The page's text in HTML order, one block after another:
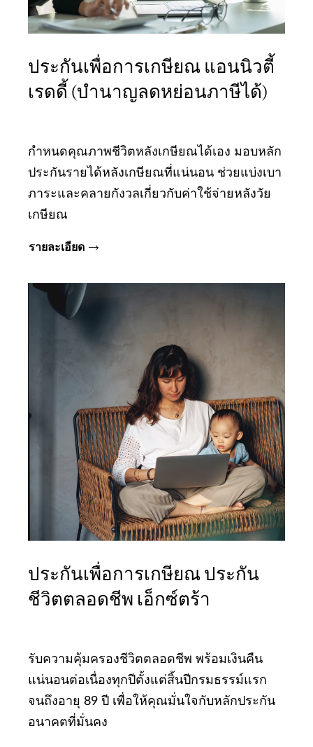
ประกันเพื่อการเกษียณ แอนนิวตี้
เรดดี้ (บำนาญลดหย่อนภาษีได้)
กำหนดคุณภาพชีวิตหลังเกษียณได้เอง มอบหลัก
ประกันรายได้หลังเกษียณที่แน่นอน ช่วยแบ่งเบา
ภาระและคลายกังวลเกี่ยวกับค่าใช้จ่ายหลังวัย
เกษียณ
รายละเอียด
ประกันเพื่อการเกษียณ ประกัน
ชีวิตตลอดชีพ เอ็กซ์ตร้า
รับความคุ้มครองชีวิตตลอดชีพ พร้อมเงินคืน
แน่นอนต่อเนื่องทุกปีตั้งแต่สิ้นปีกรมธรรม์แรก
จนถึงอายุ 89 ปี เพื่อให้คุณมั่นใจกับหลักประกัน
อนาคตที่มั่นคง